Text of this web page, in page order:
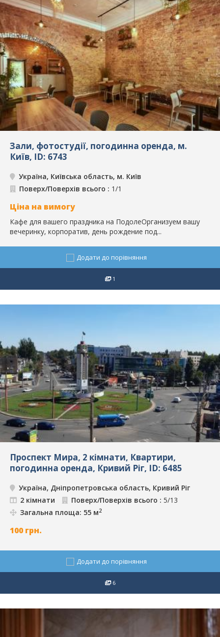
Зали, фотостудії, погодинна оренда, м.
Київ, ID: 6743
Україна, Київська область, м. Київ
Поверх/Поверхів всього : 1/1
Ціна на вимогу
Кафе для вашего праздника на ПодолеОрганизуем вашу
вечеринку, корпоратив, день рождение под...
Додати до порівняння
1
Проспект Мира, 2 кімнати, Квартири,
погодинна оренда, Кривий Ріг, ID: 6485
Україна, Дніпропетровська область, Кривий Ріг
2 кімнати
Поверх/Поверхів всього : 5/13
Загальна площа: 55 м2
100 грн.
Додати до порівняння
6